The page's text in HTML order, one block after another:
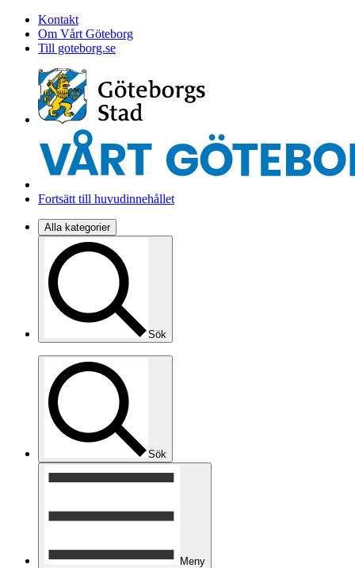
Kontakt
Om Vårt Göteborg
Till goteborg.se
Fortsätt till huvudinnehållet
Alla kategorier
Sök
Sök
Meny